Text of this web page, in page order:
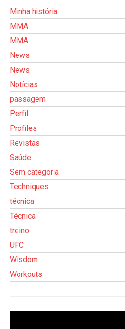
Minha história
MMA
MMA
News
News
Notícias
passagem
Perfil
Profiles
Revistas
Saúde
Sem categoria
Techniques
técnica
Técnica
treino
UFC
Wisdom
Workouts